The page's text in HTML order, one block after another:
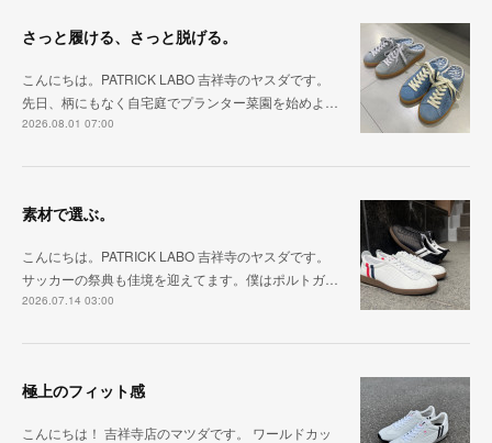
さっと履ける、さっと脱げる。
こんにちは。PATRICK LABO 吉祥寺のヤスダです。
先日、柄にもなく自宅庭でプランター菜園を始めよ…
2026.08.01 07:00
素材で選ぶ。
こんにちは。PATRICK LABO 吉祥寺のヤスダです。
サッカーの祭典も佳境を迎えてます。僕はポルトガ…
2026.07.14 03:00
極上のフィット感
こんにちは！ 吉祥寺店のマツダです。 ワールドカッ